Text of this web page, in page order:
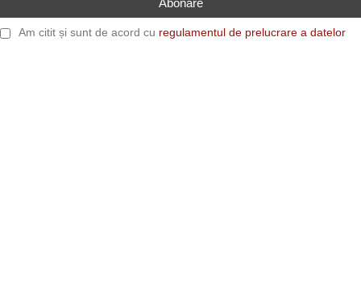
Am citit și sunt de acord cu regulamentul de prelucrare a datelor